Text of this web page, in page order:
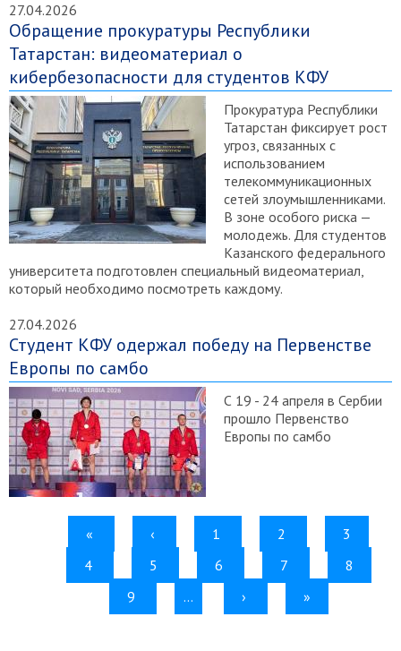
27.04.2026
Обращение прокуратуры Республики
Татарстан: видеоматериал о
кибербезопасности для студентов КФУ
Прокуратура Республики
Татарстан фиксирует рост
угроз, связанных с
использованием
телекоммуникационных
сетей злоумышленниками.
В зоне особого риска —
молодежь. Для студентов
Казанского федерального
университета подготовлен специальный видеоматериал,
который необходимо посмотреть каждому.
27.04.2026
Студент КФУ одержал победу на Первенстве
Европы по самбо
С 19 - 24 апреля в Сербии
прошло Первенство
Европы по самбо
Нумерация
ПЕРВАЯ
СТРАНИЦА
« ←
‹ СТРАНИЦА
1 СТРАНИЦА
2
3
СТРАНИЦА
4
ТЕКУЩАЯ
СТРАНИЦА
5 СТРАНИЦА
6 СТРАНИЦА
7
8
СТРАНИЦА
9 …
СЛЕДУЮЩАЯ
›
ПОСЛЕДНЯЯ
»